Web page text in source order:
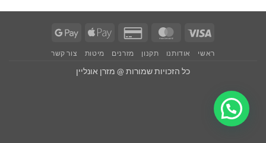
Visa
MasterCard
Credit
2
Apple
Google
ראשי אודותנו תקנון מזרנים מיטות צור קשר
כל הזכויות שמורות @ מזרן אונליין